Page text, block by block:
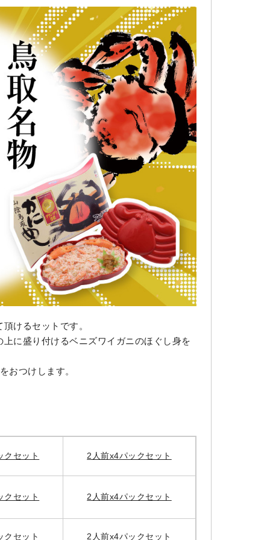
けるセットです。
に盛り付けるベニズワイガニのほぐし身を
おつけします。
クセット 2人前x4パックセット
クセット 2人前x4パックセット
クセット 2人前x4パックセット